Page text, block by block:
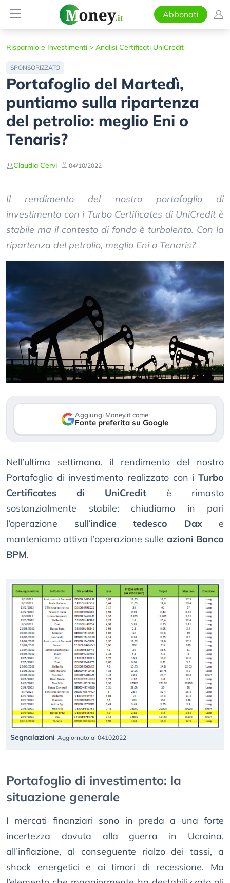
Abbonati
Risparmio e Investimenti > Analisi Certificati UniCredit
SPONSORIZZATO
Portafoglio del Martedì,
puntiamo sulla ripartenza
del petrolio: meglio Eni o
Tenaris?
Claudia Cervi 04/10/2022
Il rendimento del nostro portafoglio di
investimento con i Turbo Certificates di UniCredit è
stabile ma il contesto di fondo è turbolento. Con la
ripartenza del petrolio, meglio Eni o Tenaris?
Aggiungi Money.it come
Fonte preferita su Google
Nell’ultima settimana, il rendimento del nostro
Portafoglio di investimento realizzato con i Turbo
Certificates di UniCredit è rimasto
sostanzialmente stabile: chiudiamo in pari
l’operazione sull’indice tedesco Daxe
manteniamo attiva l’operazione sulle azioni Banco
BPM.
Segnalazioni Aggiornato al 04102022
Portafoglio di investimento: la
situazione generale
I mercati finanziari sono in preda a una forte
incertezza dovuta alla guerra in Ucraina,
all’inflazione, al conseguente rialzo dei tassi, a
shock energetici e ai timori di recessione. Ma